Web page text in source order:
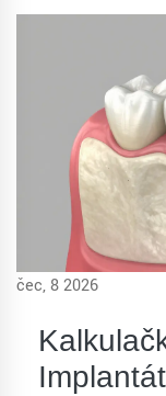
čec, 8 2026